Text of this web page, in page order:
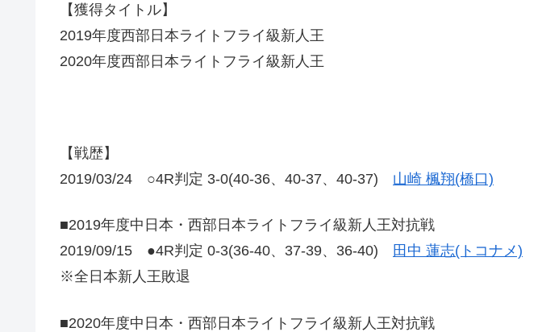
【獲得タイトル】
2019年度西部日本ライトフライ級新人王
2020年度西部日本ライトフライ級新人王
【戦歴】
2019/03/24 ○4R判定 3-0(40-36、40-37、40-37) 山崎 楓翔(橋口)
■2019年度中日本・西部日本ライトフライ級新人王対抗戦
2019/09/15 ●4R判定 0-3(36-40、37-39、36-40)
田中 蓮志(トコナメ)
※全日本新人王敗退
■2020年度中日本・西部日本ライトフライ級新人王対抗戦